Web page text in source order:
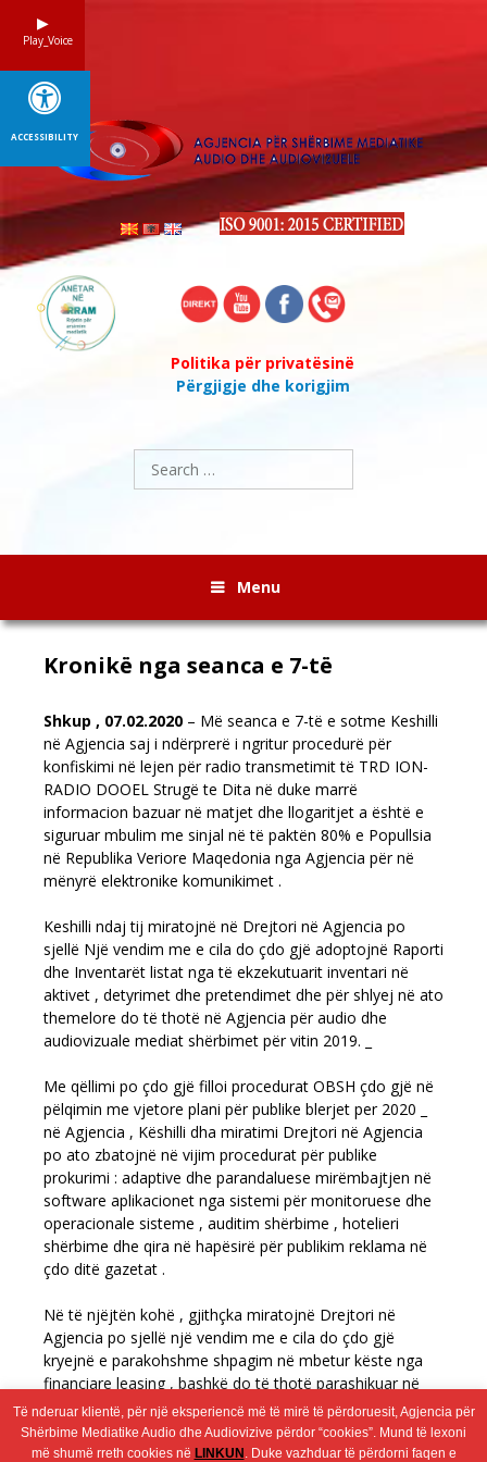
Politika për privatësinë
Përgjigje dhe korigjim
Search
for:
Menu
Kronikë nga seanca e 7-të
Shkup , 07.02.2020 – Më seanca e 7-të e sotme Keshilli
në Agjencia saj i ndërprerë i ngritur procedurë për
konfiskimi në lejen për radio transmetimit të TRD ION-
RADIO DOOEL Strugë te Dita në duke marrë
informacion bazuar në matjet dhe llogaritjet a është e
siguruar mbulim me sinjal në të paktën 80% e Popullsia
në Republika Veriore Maqedonia nga Agjencia për në
mënyrë elektronike komunikimet .
Keshilli ndaj tij miratojnë në Drejtori në Agjencia po
sjellë Një vendim me e cila do çdo gjë adoptojnë Raporti
dhe Inventarët listat nga të ekzekutuarit inventari në
aktivet , detyrimet dhe pretendimet dhe për shlyej në ato
themelore do të thotë në Agjencia për audio dhe
audiovizuale mediat shërbimet për vitin 2019. _
Me qëllimi po çdo gjë filloi procedurat OBSH çdo gjë në
pëlqimin me vjetore plani për publike blerjet per 2020 _
në Agjencia , Këshilli dha miratimi Drejtori në Agjencia
po ato zbatojnë në vijim procedurat për publike
prokurimi : adaptive dhe parandaluese mirëmbajtjen në
software aplikacionet nga sistemi për monitoruese dhe
operacionale sisteme , auditim shërbime , hotelieri
shërbime dhe qira në hapësirë për publikim reklama në
çdo ditë gazetat .
Në të njëjtën kohë , gjithçka miratojnë Drejtori në
Agjencia po sjellë një vendim me e cila do çdo gjë
kryejnë e parakohshme shpagim në mbetur këste nga
financiare leasing , bashkë do të thotë parashikuar në
Ajo financiare plani per 2020 _ në Agjencia për audio dhe
audiovizuale mediat shërbimet .
Të nderuar klientë, për një eksperiencë më të mirë të përdoruesit, Agjencia për
Shërbime Mediatike Audio dhe Audiovizive përdor “cookies”. Mund të lexoni
më shumë rreth cookies në LINKUN . Duke vazhduar të përdorni faqen e
Play_Voice
ACCESSIBILITY